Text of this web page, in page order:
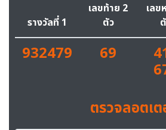
รางวัลที่ 1
เลขท้าย 2
ตัว
เลข
932479 69
ตรวจลอตเต